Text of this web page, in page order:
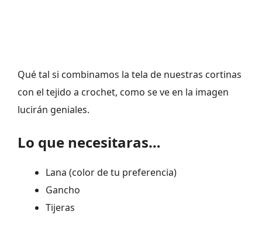
Qué tal si combinamos la tela de nuestras cortinas
con el tejido a crochet, como se ve en la imagen
lucirán geniales.
Lo que necesitaras…
Lana (color de tu preferencia)
Gancho
Tijeras